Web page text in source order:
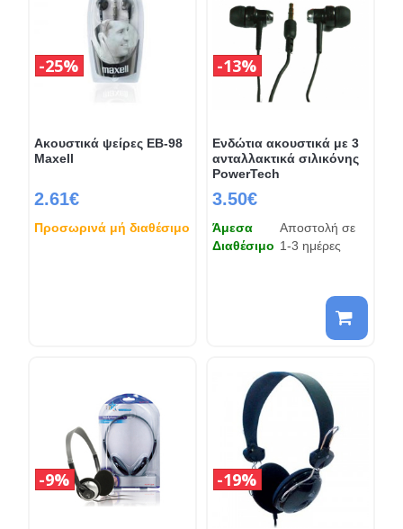
Ακουστικά ψείρες EB-98
Maxell
2.61€
25%
Προσωρινά μή διαθέσιμο
Ενδώτια ακουστικά με 3
ανταλλακτικά σιλικόνης
PowerTech
3.50€
13%
Άμεσα
Διαθέσιμο
Αποστολή σε
1-3 ημέρες
9% 19%